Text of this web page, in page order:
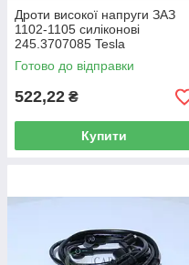
Дроти високої напруги ЗАЗ
1102-1105 силіконові
245.3707085 Tesla
Готово до відправки
522,22 ₴
Купити